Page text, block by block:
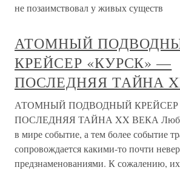
не позаимствовал у живых существ
АТОМНЫЙ
КРЕЙСЕР «КУРСК» —
ПОСЛЕДНЯЯ ТАЙНА
АТОМНЫЙ ПОДВОДНЫЙ КРЕЙСЕР
ПОСЛЕДНЯЯ ТАЙНА XX ВЕКА
в мире событие, а тем более событие
сопровождается какими-то почти
предзнаменованиями. К сожалению,